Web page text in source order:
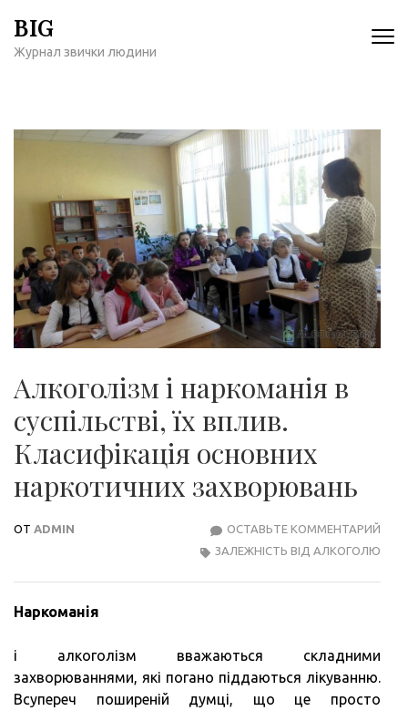
содержимому
BIG
Журнал звички людини
Алкоголізм і наркоманія в
суспільстві, їх вплив.
Класифікація основних
наркотичних захворювань
ОТ ADMIN ОСТАВЬТЕ КОММЕНТАРИЙ
ЗАЛЕЖНІСТЬ ВІД АЛКОГОЛЮ
Наркоманія
і алкоголізм вважаються складними
захворюваннями, які погано піддаються лікуванню.
Всупереч поширеній думці, що це просто